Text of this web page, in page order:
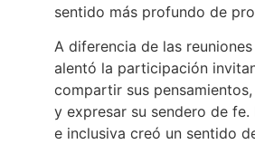
sentido más profundo de
A diferencia de las
alentó la participación
compartir sus
y expresar su sendero de
e inclusiva creó un sentido